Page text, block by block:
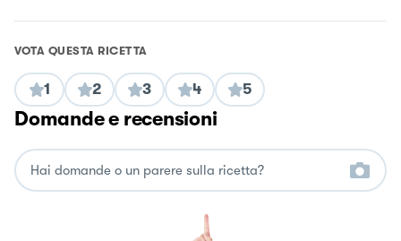
VOTA QUESTA RICETTA
1 2 3 4 5
Domande e recensioni